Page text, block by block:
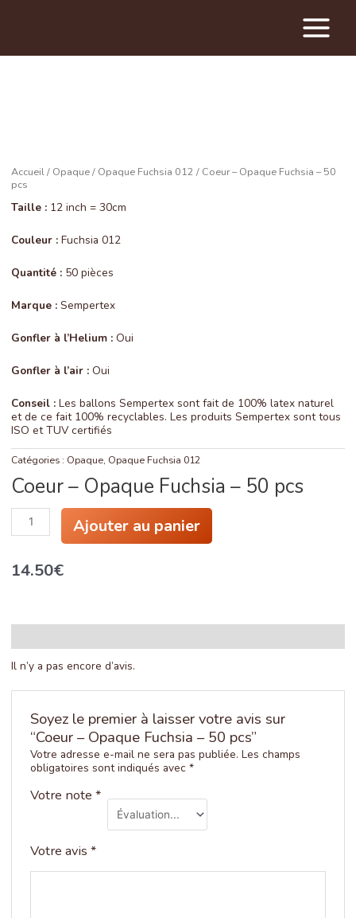
Main
Menu
Accueil/ Opaque/ Opaque Fuchsia 012 / Coeur – Opaque Fuchsia – 50
pcs
Taille : 12 inch = 30cm
Couleur : Fuchsia 012
Quantité : 50 pièces
Marque : Sempertex
Gonfler à l’Helium : Oui
Gonfler à l’air : Oui
Conseil : Les ballons Sempertex sont fait de 100% latex naturel
et de ce fait 100% recyclables. Les produits Sempertex sont tous
ISO et TUV certifiés
Catégories : Opaque, Opaque Fuchsia 012
Coeur – Opaque Fuchsia – 50 pcs
quantité
Opaque
pcs
Ajouter au panier
14.50€
Il n’y a pas encore d’avis.
Soyez le premier à laisser votre avis sur
“Coeur – Opaque Fuchsia – 50 pcs”
Votre adresse e-mail ne sera pas publiée. Les champs
obligatoires sont indiqués avec *
Votre note *
Votre avis *